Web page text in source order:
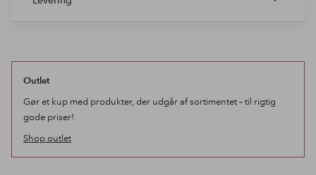
Outlet
Gør et kup med produkter, der udgår af sortimentet – til rigtig
gode priser!
Shop outlet